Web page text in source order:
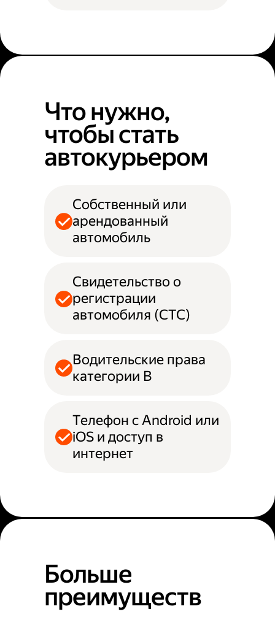
Что нужно,
чтобы стать
автокурьером
Собственный или
арендованный
автомобиль
Свидетельство о
регистрации
автомобиля (СТС)
Водительские права
категории B
Телефон с Android или
iOS и доступ в
интернет
Больше
преимуществ